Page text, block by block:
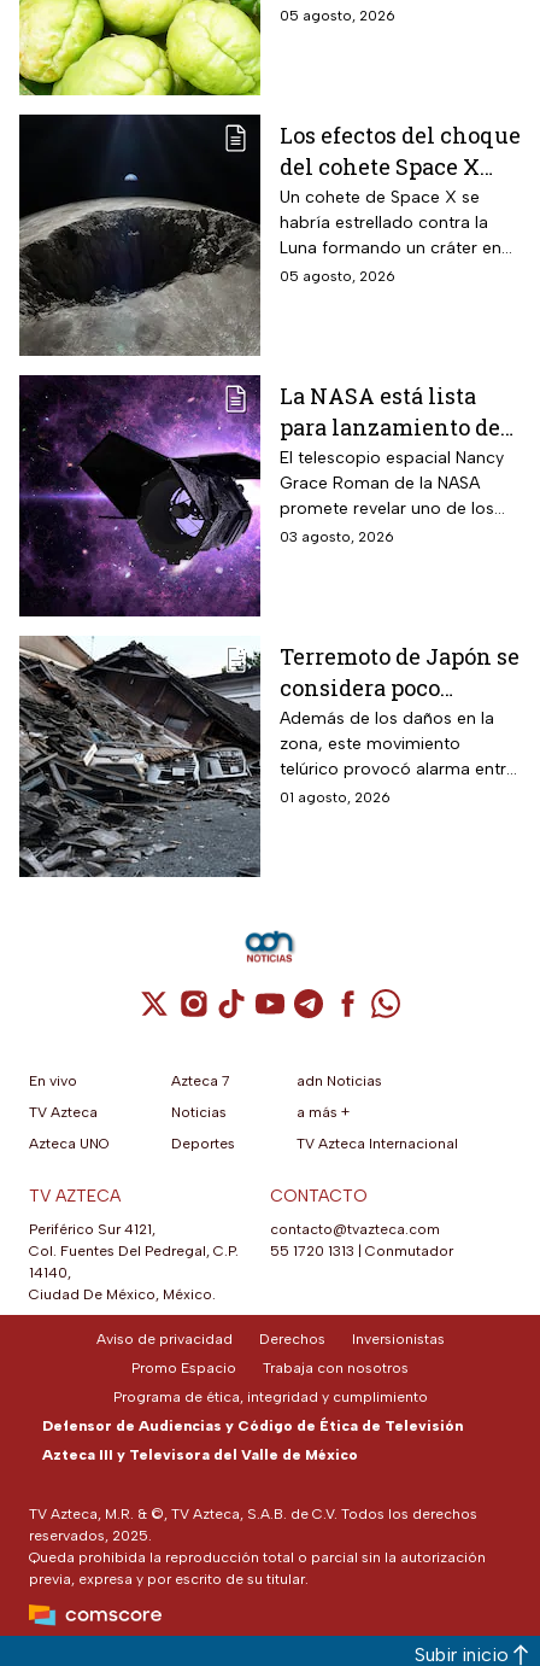
de desaparecer a corto plazo
05 agosto, 2026
Los efectos del choque
del cohete Space X
contra la Luna
Un cohete de Space X se
habría estrellado contra la
Luna formando un cráter en
nuestro satélite natural, ¿qué
05 agosto, 2026
La NASA está lista
para lanzamiento del
telescopio espacial
Nancy Grace Roman
El telescopio espacial Nancy
Grace Roman de la NASA
promete revelar uno de los
misterios más grandes del
03 agosto, 2026
Terremoto de Japón se
considera poco
común; así lo
explican los expertos
Además de los daños en la
zona, este movimiento
telúrico provocó alarma entre
la comunidad científica
01 agosto, 2026
Cuenta de X / Twitter (se abre en una
Cuenta de Instagram (se abre en una
Cuenta de TikTok (se abre en
Cuenta de YouTube (se abre
Cuenta de Telegram (se
Cuenta de
Cuenta de
En vivo
TV Azteca
Azteca UNO
Azteca 7
Noticias
Deportes
adn Noticias
a más +
TV Azteca Internacional
TV AZTECA
Periférico Sur 4121,
Col. Fuentes Del Pedregal, C.P.
14140,
Ciudad De México, México.
CONTACTO
contacto@tvazteca.com
55 1720 1313
Conmutador
TV Azteca, M.R. & ©, TV Azteca, S.A.B. de C.V. Todos los derechos
reservados, 2025.
Queda prohibida la reproducción total o parcial sin la autorización
previa, expresa y por escrito de su titular.
Aviso de privacidad Derechos
Inversionistas
Promo Espacio
Trabaja con nosotros
Programa de ética, integridad y cumplimiento
Defensor de Audiencias y Código de Ética de Televisión
Azteca III y Televisora del Valle de México
Subir inicio